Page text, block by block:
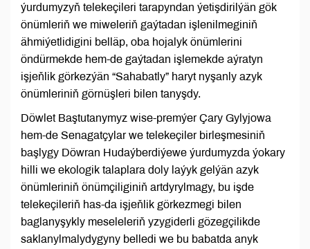
ýurdumyzyň telekeçileri tarapyndan ýetişdirilýän gök
önümleriň we miweleriň gaýtadan işlenilmeginiň
ähmiýetlidigini belläp, oba hojalyk önümlerini
öndürmekde hem-de gaýtadan işlemekde aýratyn
işjeňlik görkezýän “Sahabatly” haryt nyşanly azyk
önümleriniň görnüşleri bilen tanyşdy.
Döwlet Baştutanymyz wise-premýer Çary Gylyjowa
hem-de Senagatçylar we telekeçiler birleşmesiniň
başlygy Döwran Hudaýberdiýewe ýurdumyzda ýokary
hilli we ekologik talaplara doly laýyk gelýän azyk
önümleriniň önümçiliginiň artdyrylmagy, bu işde
telekeçileriň has-da işjeňlik görkezmegi bilen
baglanyşykly meseleleriň yzygiderli gözegçilikde
saklanylmalydygyny belledi we bu babatda anyk